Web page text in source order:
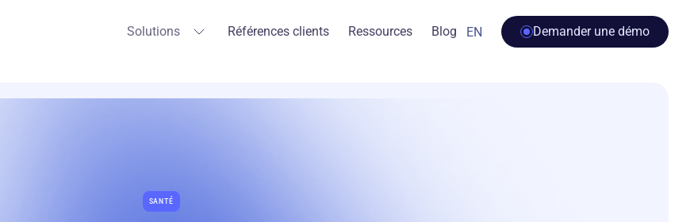
Solutions Références clients Ressources Blog EN Demander une démo
SANTÉ